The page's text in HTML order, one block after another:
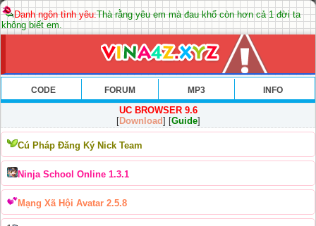
Danh ngôn tình yêu:Thà rằng yêu em mà đau khổ còn hơn cả 1 đời ta
không biết em.
CODE FORUM MP3 INFO
UC BROWSER 9.6
[Download] [Guide]
Cú Pháp Đăng Ký Nick Team
Ninja School Online 1.3.1
Mạng Xã Hội Avatar 2.5.8